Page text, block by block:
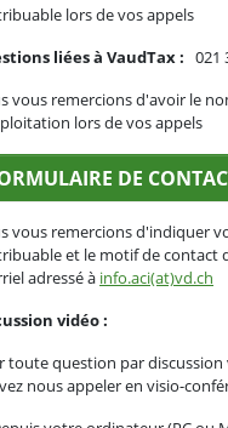
lors de vos appels
liées à VaudTax : 021
vous remercions d'avoir le
lors de vos appels
DE
vous remercions d'indiquer
et le motif de contact
adressé à info.aci(at)vd.ch
vidéo :
toute question par
nous appeler en visio-